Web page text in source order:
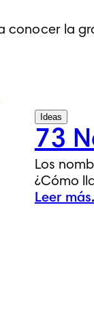
conocer la
Ideas
73
Los
¿Cómo
Leer